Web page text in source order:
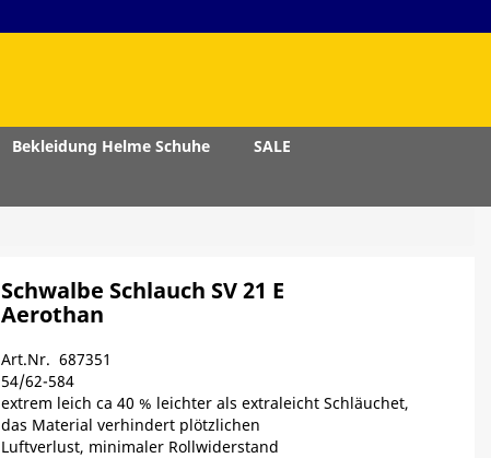
Bekleidung Helme Schuhe
SALE
Schwalbe Schlauch SV 21 E
Aerothan
Art.Nr. 687351
54/62-584
extrem leich ca 40 % leichter als extraleicht Schläuchet,
das Material verhindert plötzlichen
Luftverlust, minimaler Rollwiderstand